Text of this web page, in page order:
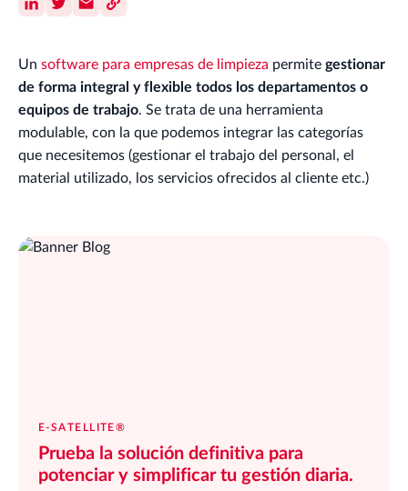
Un software para empresas de limpieza permite gestionar
de forma integral y flexible todos los departamentos o
equipos de trabajo. Se trata de una herramienta
modulable, con la que podemos integrar las categorías
que necesitemos (gestionar el trabajo del personal, el
material utilizado, los servicios ofrecidos al cliente etc.)
E-SATELLITE®
Prueba la solución definitiva para
potenciar y simplificar tu gestión diaria.